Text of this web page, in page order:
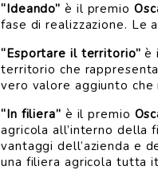
“Ideando” è il premio
fase di realizzazione. Le
“Esportare il territorio”è
territorio che
vero valore aggiunto
“In filiera” è il premio
agricola all’interno della
vantaggi dell’azienda e
una filiera agricola tutta